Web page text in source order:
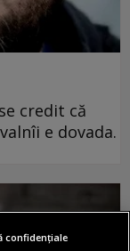
credit că
e dovada.
confidențiale